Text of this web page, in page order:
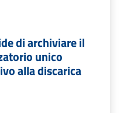
di archiviare il
unico
alla discarica